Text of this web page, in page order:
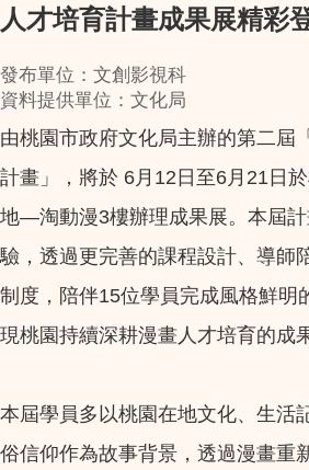
人才培育計畫成果展精彩
發布單位：文創影視科
資料提供單位：文化局
由桃園市政府文化局主辦的第二屆
計畫」，將於 6月12日至6月21日
地—淘動漫3樓辦理成果展。本屆
驗，透過更完善的課程設計、導師
制度，陪伴15位學員完成風格鮮明
現桃園持續深耕漫畫人才培育的成
本屆學員多以桃園在地文化、生活
俗信仰作為故事背景，透過漫畫重